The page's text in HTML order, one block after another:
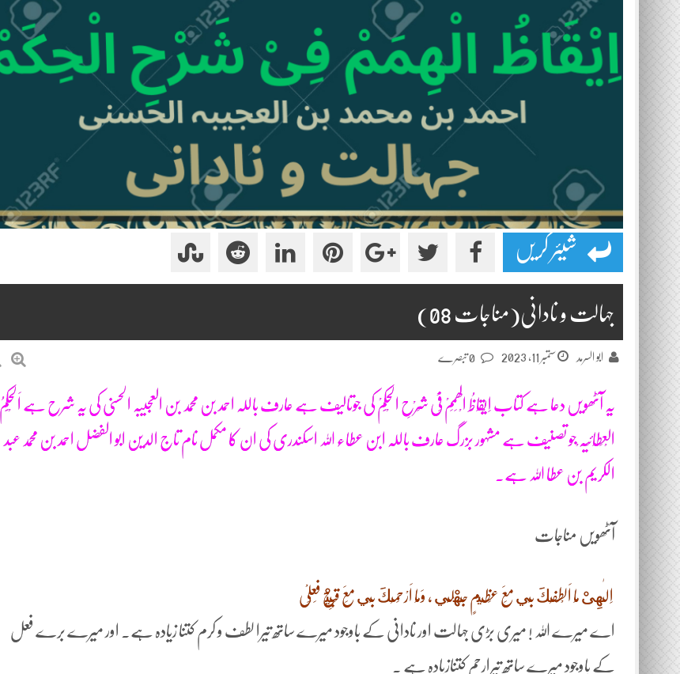
شیئر کریں
جہالت و نادانی(مناجات 08)
ابو السرمد ستمبر 11, 2023
یہ آٹھویں دعا ہے کتاب اِیْقَاظُ الْھِمَمْ فِیْ شَرْحِ الْحِکَمْ کی جوتالیف ہے عارف باللہ احمد بن محمد بن العجیبہ الحسنی کی یہ شرح ہے اَلْحِکَمُ
الْعِطَائِیَہ ْجو تصنیف ہے مشہور بزرگ عارف باللہ ابن عطاء اللہ اسکندری کی ان کا مکمل نام تاج الدین ابو الفضل احمد بن محمد عبد
الکریم بن عطا اللہ ہے۔
آٹھویں مناجات
اِلٰهِىْ مَا اَلْطَفُكَ بِي مَعَ عَظِيمٍ جَهْلِي ، وَمَا اَرْحَمُكَ بِي مَعَ قَبِيْحِ فِعْلِیْ
اے میرے اللہ ! میری بڑی جہالت اور نادانی کے باوجود میرے ساتھ تیرا لطف و کرم کتنا زیادہ ہے۔ اور میرے برے فعل
کے باوجود میرے ساتھ تیرارحم کتنازیادہ ہے ۔